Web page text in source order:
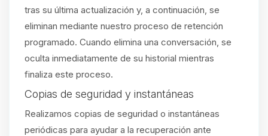
tras su última actualización y, a continuación, se
eliminan mediante nuestro proceso de retención
programado. Cuando elimina una conversación, se
oculta inmediatamente de su historial mientras
finaliza este proceso.
Copias de seguridad y instantáneas
Realizamos copias de seguridad o instantáneas
periódicas para ayudar a la recuperación ante